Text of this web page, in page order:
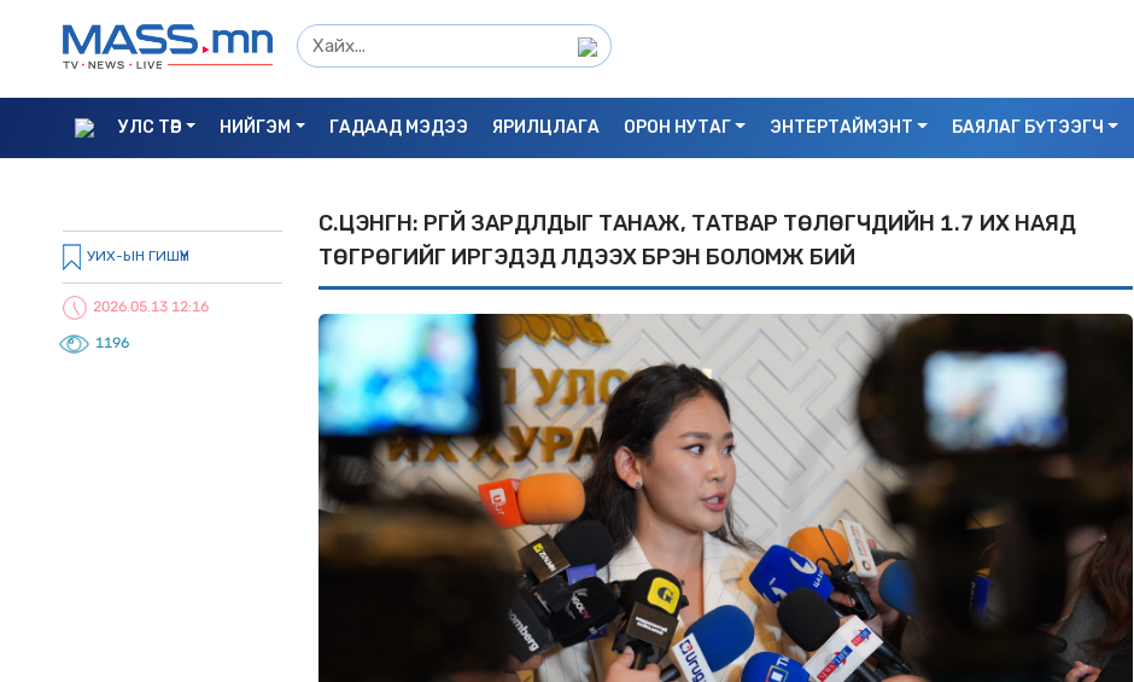
УЛС ТӨР НИЙГЭМ ГАДААД МЭДЭЭ ЯРИЛЦЛАГА ОРОН НУТАГ ЭНТЕРТАЙМЭНТ БАЯЛАГ БҮТЭЭГЧ
УИХ-ЫН ГИШҮҮН
2026.05.13 12:16
1196
С.ЦЭНГҮҮН: ҮРГҮЙ ЗАРДЛҮҮДЫГ ТАНАЖ, ТАТВАР ТӨЛӨГЧДИЙН 1.7 ИX НАЯД
ТӨГРӨГИЙГ ИРГЭДЭД ҮЛДЭЭX БҮРЭН БОЛОМЖ БИЙ
С.БАЯРБИЛЭГ: ДРАГОН ТӨВИЙН 3 ДАВХРААС
УНАСАН 25 НАСТАЙ ЭМЭГТЭЙ АМИА ХОРЛОСОН
БАЙЖ БОЛЗОШГҮЙ